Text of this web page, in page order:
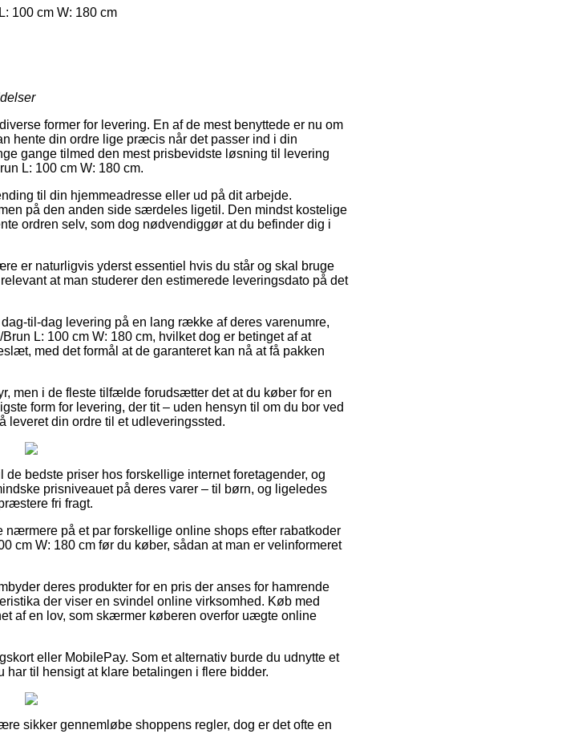
100 cm W: 180 cm
former for levering. En af de mest benyttede er nu om
hente din ordre lige præcis når det passer ind i din
gange tilmed den mest prisbevidste løsning til levering
L: 100 cm W: 180 cm.
til din hjemmeadresse eller ud på dit arbejde.
på den anden side særdeles ligetil. Den mindst kostelige
ordren selv, som dog nødvendiggør at du befinder dig i
er naturligvis yderst essentiel hvis du står og skal bruge
at man studerer den estimerede leveringsdato på det
til-dag levering på en lang række af deres varenumre,
L: 100 cm W: 180 cm, hvilket dog er betinget af at
med det formål at de garanteret kan nå at få pakken
men i de fleste tilfælde forudsætter det at du køber for en
form for levering, der tit – uden hensyn til om du bor ved
leveret din ordre til et udleveringssted.
bedste priser hos forskellige internet foretagender, og
prisniveauet på deres varer – til børn, og ligeledes
fri fragt.
på et par forskellige online shops efter rabatkoder
cm W: 180 cm før du køber, sådan at man er velinformeret
deres produkter for en pris der anses for hamrende
der viser en svindel online virksomhed. Køb med
af en lov, som skærmer køberen overfor uægte online
eller MobilePay. Som et alternativ burde du udnytte et
til hensigt at klare betalingen i flere bidder.
sikker gennemløbe shoppens regler, dog er det ofte en